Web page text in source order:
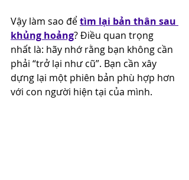
Vậy làm sao để tìm lại bản thân sau
khủng hoảng? Điều quan trọng
nhất là: hãy nhớ rằng bạn không cần
phải “trở lại như cũ”. Bạn cần xây
dựng lại một phiên bản phù hợp hơn
với con người hiện tại của mình.